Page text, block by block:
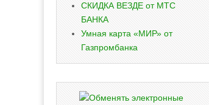
СКИДКА ВЕЗДЕ от МТС
БАНКА
Умная карта «МИР» от
Газпромбанка